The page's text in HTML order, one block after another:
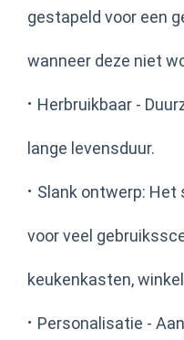
gestapeld voor een
wanneer deze niet
· Herbruikbaar -
lange levensduur.
· Slank ontwerp:
voor veel
keukenkasten,
· Personalisatie -